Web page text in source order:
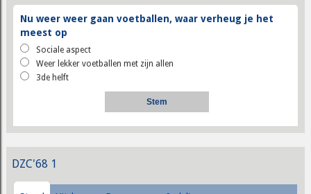
Nu weer weer gaan voetballen, waar verheug je het
meest op
Sociale aspect
Weer lekker voetballen met zijn allen
3de helft
DZC'68 1